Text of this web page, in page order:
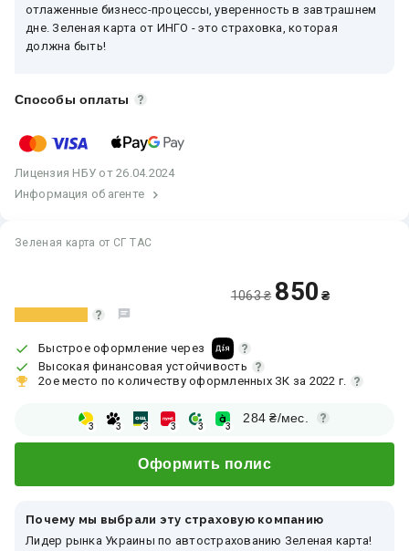
отлаженные бизнесс-процессы, уверенность в завтрашнем
дне. Зеленая карта от ИНГО - это страховка, которая
должна быть!
Способы оплаты
Лицензия НБУ от 26.04.2024
Информация об агенте
Зеленая карта от СГ ТАС
Быстрое оформление через
Высокая финансовая устойчивость
2ое место по количеству оформленных ЗК за 2022 г.
1063 ₴ 850 ₴
Оформить полис
3 3 3 3 3 3
284 ₴/мес.
Почему мы выбрали эту страховую компанию
Лидер рынка Украины по автострахованию Зеленая карта!